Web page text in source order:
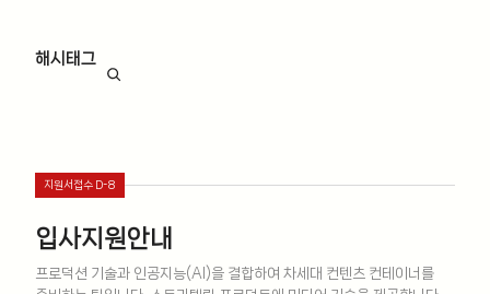
해시태그
지원서접수 D-8
입사지원안내
프로덕션 기술과 인공지능(AI)을 결합하여 차세대 컨텐츠 컨테이너를